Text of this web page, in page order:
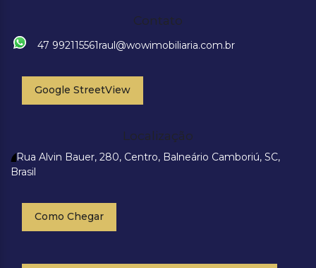
Contato
47 992115561raul@wowimobiliaria.com.br
Google StreetView
Localização
Rua Alvin Bauer, 280, Centro, Balneário Camboriú, SC,
Brasil
Como Chegar